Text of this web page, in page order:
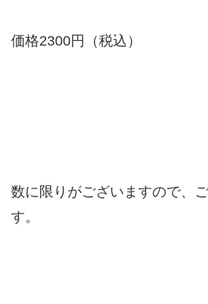
価格2300円（税込）
数に限りがございますので、
す。